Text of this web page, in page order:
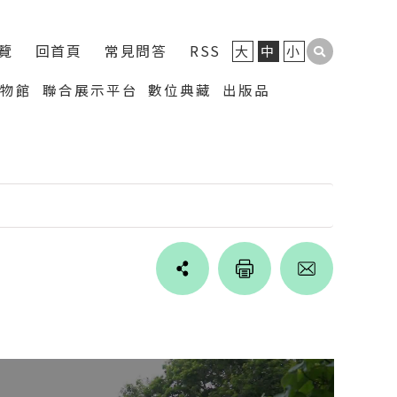
回首頁 常見問答 RSS 大 中 小
館 聯合展示平台 數位典藏 出版品
Line